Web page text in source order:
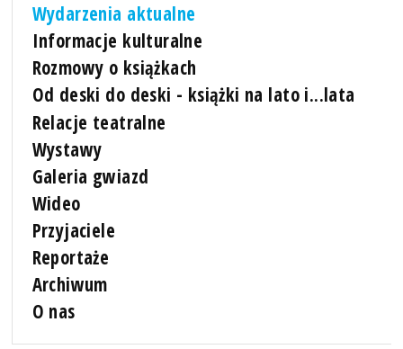
Wydarzenia aktualne
Informacje kulturalne
Rozmowy o książkach
Od deski do deski - książki na lato i...lata
Relacje teatralne
Wystawy
Galeria gwiazd
Wideo
Przyjaciele
Reportaże
Archiwum
O nas